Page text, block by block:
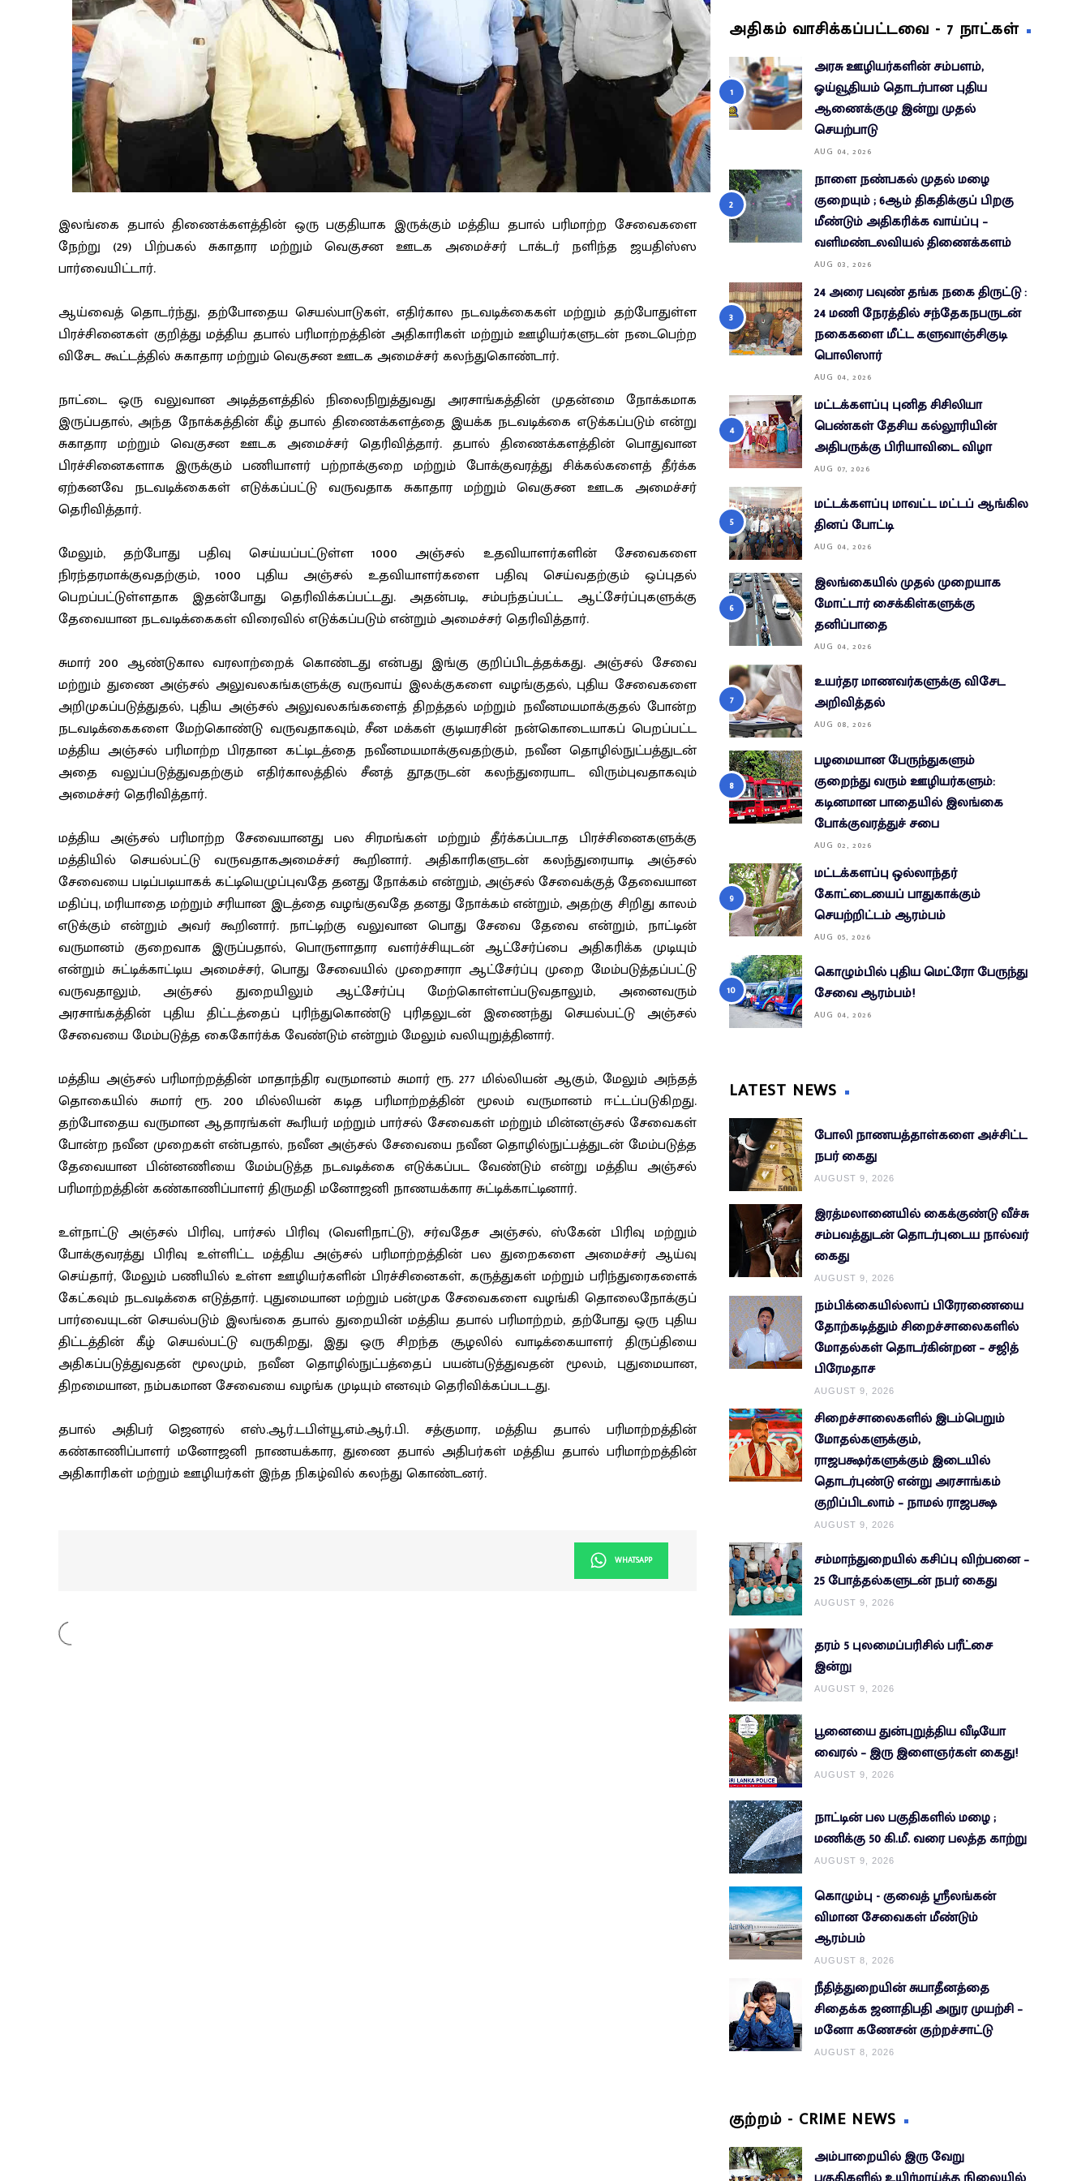
இலங்கை தபால் திணைக்களத்தின் ஒரு பகுதியாக இருக்கும் மத்திய தபால் பரிமாற்ற சேவைகளை
நேற்று (29) பிற்பகல் சுகாதார மற்றும் வெகுசன ஊடக அமைச்சர் டாக்டர் நளிந்த ஜயதிஸ்ஸ
பார்வையிட்டார்.
ஆய்வைத் தொடர்ந்து, தற்போதைய செயல்பாடுகள், எதிர்கால நடவடிக்கைகள் மற்றும் தற்போதுள்ள
பிரச்சினைகள் குறித்து மத்திய தபால் பரிமாற்றத்தின் அதிகாரிகள் மற்றும் ஊழியர்களுடன் நடைபெற்ற
விசேட கூட்டத்தில் சுகாதார மற்றும் வெகுசன ஊடக அமைச்சர் கலந்துகொண்டார்.
நாட்டை ஒரு வலுவான அடித்தளத்தில் நிலைநிறுத்துவது அரசாங்கத்தின் முதன்மை நோக்கமாக
இருப்பதால், அந்த நோக்கத்தின் கீழ் தபால் திணைக்களத்தை இயக்க நடவடிக்கை எடுக்கப்படும் என்று
சுகாதார மற்றும் வெகுசன ஊடக அமைச்சர் தெரிவித்தார். தபால் திணைக்களத்தின் பொதுவான
பிரச்சினைகளாக இருக்கும் பணியாளர் பற்றாக்குறை மற்றும் போக்குவரத்து சிக்கல்களைத் தீர்க்க
ஏற்கனவே நடவடிக்கைகள் எடுக்கப்பட்டு வருவதாக சுகாதார மற்றும் வெகுசன ஊடக அமைச்சர்
தெரிவித்தார்.
மேலும், தற்போது பதிவு செய்யப்பட்டுள்ள 1000 அஞ்சல் உதவியாளர்களின் சேவைகளை
நிரந்தரமாக்குவதற்கும், 1000 புதிய அஞ்சல் உதவியாளர்களை பதிவு செய்வதற்கும் ஒப்புதல்
பெறப்பட்டுள்ளதாக இதன்போது தெரிவிக்கப்பட்டது. அதன்படி, சம்பந்தப்பட்ட ஆட்சேர்ப்புகளுக்கு
தேவையான நடவடிக்கைகள் விரைவில் எடுக்கப்படும் என்றும் அமைச்சர் தெரிவித்தார்.
சுமார் 200 ஆண்டுகால வரலாற்றைக் கொண்டது என்பது இங்கு குறிப்பிடத்தக்கது. அஞ்சல் சேவை
மற்றும் துணை அஞ்சல் அலுவலகங்களுக்கு வருவாய் இலக்குகளை வழங்குதல், புதிய சேவைகளை
அறிமுகப்படுத்துதல், புதிய அஞ்சல் அலுவலகங்களைத் திறத்தல் மற்றும் நவீனமயமாக்குதல் போன்ற
நடவடிக்கைகளை மேற்கொண்டு வருவதாகவும், சீன மக்கள் குடியரசின் நன்கொடையாகப் பெறப்பட்ட
மத்திய அஞ்சல் பரிமாற்ற பிரதான கட்டிடத்தை நவீனமயமாக்குவதற்கும், நவீன தொழில்நுட்பத்துடன்
அதை வலுப்படுத்துவதற்கும் எதிர்காலத்தில் சீனத் தூதருடன் கலந்துரையாட விரும்புவதாகவும்
அமைச்சர் தெரிவித்தார்.
மத்திய அஞ்சல் பரிமாற்ற சேவையானது பல சிரமங்கள் மற்றும் தீர்க்கப்படாத பிரச்சினைகளுக்கு
மத்தியில் செயல்பட்டு வருவதாகஅமைச்சர் கூறினார். அதிகாரிகளுடன் கலந்துரையாடி அஞ்சல்
சேவையை படிப்படியாகக் கட்டியெழுப்புவதே தனது நோக்கம் என்றும், அஞ்சல் சேவைக்குத் தேவையான
மதிப்பு, மரியாதை மற்றும் சரியான இடத்தை வழங்குவதே தனது நோக்கம் என்றும், அதற்கு சிறிது காலம்
எடுக்கும் என்றும் அவர் கூறினார். நாட்டிற்கு வலுவான பொது சேவை தேவை என்றும், நாட்டின்
வருமானம் குறைவாக இருப்பதால், பொருளாதார வளர்ச்சியுடன் ஆட்சேர்ப்பை அதிகரிக்க முடியும்
என்றும் சுட்டிக்காட்டிய அமைச்சர், பொது சேவையில் முறைசாரா ஆட்சேர்ப்பு முறை மேம்படுத்தப்பட்டு
வருவதாலும், அஞ்சல் துறையிலும் ஆட்சேர்ப்பு மேற்கொள்ளப்படுவதாலும், அனைவரும்
அரசாங்கத்தின் புதிய திட்டத்தைப் புரிந்துகொண்டு புரிதலுடன் இணைந்து செயல்பட்டு அஞ்சல்
சேவையை மேம்படுத்த கைகோர்க்க வேண்டும் என்றும் மேலும் வலியுறுத்தினார்.
மத்திய அஞ்சல் பரிமாற்றத்தின் மாதாந்திர வருமானம் சுமார் ரூ. 277 மில்லியன் ஆகும், மேலும் அந்தத்
தொகையில் சுமார் ரூ. 200 மில்லியன் கடித பரிமாற்றத்தின் மூலம் வருமானம் ஈட்டப்படுகிறது.
தற்போதைய வருமான ஆதாரங்கள் கூரியர் மற்றும் பார்சல் சேவைகள் மற்றும் மின்னஞ்சல் சேவைகள்
போன்ற நவீன முறைகள் என்பதால், நவீன அஞ்சல் சேவையை நவீன தொழில்நுட்பத்துடன் மேம்படுத்த
தேவையான பின்னணியை மேம்படுத்த நடவடிக்கை எடுக்கப்பட வேண்டும் என்று மத்திய அஞ்சல்
பரிமாற்றத்தின் கண்காணிப்பாளர் திருமதி மனோஜனி நாணயக்கார சுட்டிக்காட்டினார்.
உள்நாட்டு அஞ்சல் பிரிவு, பார்சல் பிரிவு (வெளிநாட்டு), சர்வதேச அஞ்சல், ஸ்கேன் பிரிவு மற்றும்
போக்குவரத்து பிரிவு உள்ளிட்ட மத்திய அஞ்சல் பரிமாற்றத்தின் பல துறைகளை அமைச்சர் ஆய்வு
செய்தார், மேலும் பணியில் உள்ள ஊழியர்களின் பிரச்சினைகள், கருத்துகள் மற்றும் பரிந்துரைகளைக்
கேட்கவும் நடவடிக்கை எடுத்தார். புதுமையான மற்றும் பன்முக சேவைகளை வழங்கி தொலைநோக்குப்
பார்வையுடன் செயல்படும் இலங்கை தபால் துறையின் மத்திய தபால் பரிமாற்றம், தற்போது ஒரு புதிய
திட்டத்தின் கீழ் செயல்பட்டு வருகிறது, இது ஒரு சிறந்த சூழலில் வாடிக்கையாளர் திருப்தியை
அதிகப்படுத்துவதன் மூலமும், நவீன தொழில்நுட்பத்தைப் பயன்படுத்துவதன் மூலம், புதுமையான,
திறமையான, நம்பகமான சேவையை வழங்க முடியும் எனவும் தெரிவிக்கப்படடது.
தபால் அதிபர் ஜெனரல் எஸ்.ஆர்.டபிள்யூ.எம்.ஆர்.பி. சத்குமார, மத்திய தபால் பரிமாற்றத்தின்
கண்காணிப்பாளர் மனோஜனி நாணயக்கார, துணை தபால் அதிபர்கள் மத்திய தபால் பரிமாற்றத்தின்
அதிகாரிகள் மற்றும் ஊழியர்கள் இந்த நிகழ்வில் கலந்து கொண்டனர்.
WHATSAPP
அதிகம் வாசிக்கப்பட்டவை - 7 நாட்கள்
அரசு ஊழியர்களின் சம்பளம்,
ஓய்வூதியம் தொடர்பான புதிய
ஆணைக்குழு இன்று முதல்
செயற்பாடு
AUG 04, 2026
நாளை நண்பகல் முதல் மழை
குறையும் ; 6ஆம் திகதிக்குப் பிறகு
மீண்டும் அதிகரிக்க வாய்ப்பு –
வளிமண்டலவியல் திணைக்களம்
AUG 03, 2026
24 அரை பவுண் தங்க நகை திருட்டு :
24 மணி நேரத்தில் சந்தேகநபருடன்
நகைகளை மீட்ட களுவாஞ்சிகுடி
பொலிஸார்
AUG 04, 2026
மட்டக்களப்பு புனித சிசிலியா
பெண்கள் தேசிய கல்லூரியின்
அதிபருக்கு பிரியாவிடை விழா
AUG 07, 2026
மட்டக்களப்பு மாவட்ட மட்டப் ஆங்கில
தினப் போட்டி
AUG 04, 2026
இலங்கையில் முதல் முறையாக
மோட்டார் சைக்கிள்களுக்கு
தனிப்பாதை
AUG 04, 2026
உயர்தர மாணவர்களுக்கு விசேட
அறிவித்தல்
AUG 08, 2026
பழமையான பேருந்துகளும்
குறைந்து வரும் ஊழியர்களும்:
கடினமான பாதையில் இலங்கை
போக்குவரத்துச் சபை
AUG 02, 2026
மட்டக்களப்பு ஒல்லாந்தர்
கோட்டையைப் பாதுகாக்கும்
செயற்றிட்டம் ஆரம்பம்
AUG 05, 2026
கொழும்பில் புதிய மெட்ரோ பேருந்து
சேவை ஆரம்பம்!
AUG 04, 2026
LATEST NEWS
போலி நாணயத்தாள்களை அச்சிட்ட
நபர் கைது
AUGUST 9, 2026
இரத்மலானையில் கைக்குண்டு வீச்சு
சம்பவத்துடன் தொடர்புடைய நால்வர்
கைது
AUGUST 9, 2026
நம்பிக்கையில்லாப் பிரேரணையை
தோற்கடித்தும் சிறைச்சாலைகளில்
மோதல்கள் தொடர்கின்றன – சஜித்
பிரேமதாச
AUGUST 9, 2026
சிறைச்சாலைகளில் இடம்பெறும்
மோதல்களுக்கும்,
ராஜபக்ஷர்களுக்கும் இடையில்
தொடர்புண்டு என்று அரசாங்கம்
குறிப்பிடலாம் – நாமல் ராஜபக்ஷ
AUGUST 9, 2026
சம்மாந்துறையில் கசிப்பு விற்பனை –
25 போத்தல்களுடன் நபர் கைது
AUGUST 9, 2026
தரம் 5 புலமைப்பரிசில் பரீட்சை
இன்று
AUGUST 9, 2026
பூனையை துன்புறுத்திய வீடியோ
வைரல் – இரு இளைஞர்கள் கைது!
AUGUST 9, 2026
நாட்டின் பல பகுதிகளில் மழை ;
மணிக்கு 50 கி.மீ. வரை பலத்த காற்று
AUGUST 9, 2026
கொழும்பு - குவைத் ஸ்ரீலங்கன்
விமான சேவைகள் மீண்டும்
ஆரம்பம்
AUGUST 8, 2026
நீதித்துறையின் சுயாதீனத்தை
சிதைக்க ஜனாதிபதி அநுர முயற்சி –
மனோ கணேசன் குற்றச்சாட்டு
AUGUST 8, 2026
குற்றம் - CRIME NEWS
அம்பாறையில் இரு வேறு